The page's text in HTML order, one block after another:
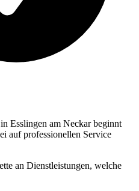
Esslingen am Neckar beginnt
auf professionellen Service
an Dienstleistungen, welche